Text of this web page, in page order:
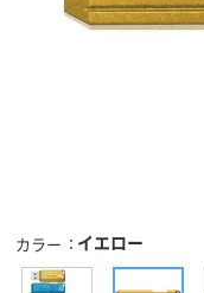
カラー イエロー